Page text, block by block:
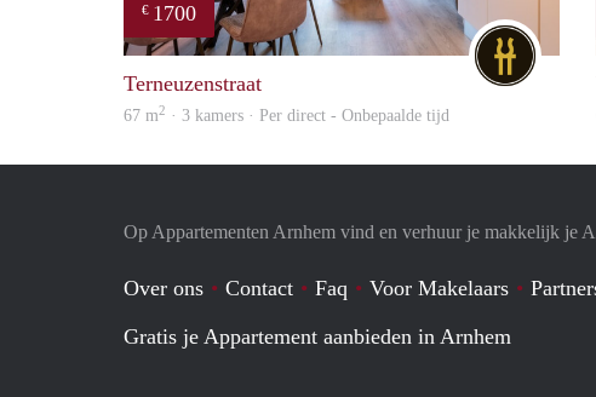
€ 1700
Terneuzenstraat
67 m2 · 3 kamers · Per direct - Onbepaalde tijd
Op Appartementen Arnhem vind en verhuur je makkelijk je
Over ons Contact Faq Voor Makelaars
Gratis je Appartement aanbieden in Arnhem